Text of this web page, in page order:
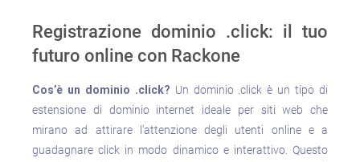
Registrazione dominio .click: il tuo
futuro online con Rackone
Cos’è un dominio .click? Un dominio .click è un tipo di
estensione di dominio internet ideale per siti web che
mirano ad attirare l’attenzione degli utenti online e a
guadagnare click in modo dinamico e interattivo. Questo